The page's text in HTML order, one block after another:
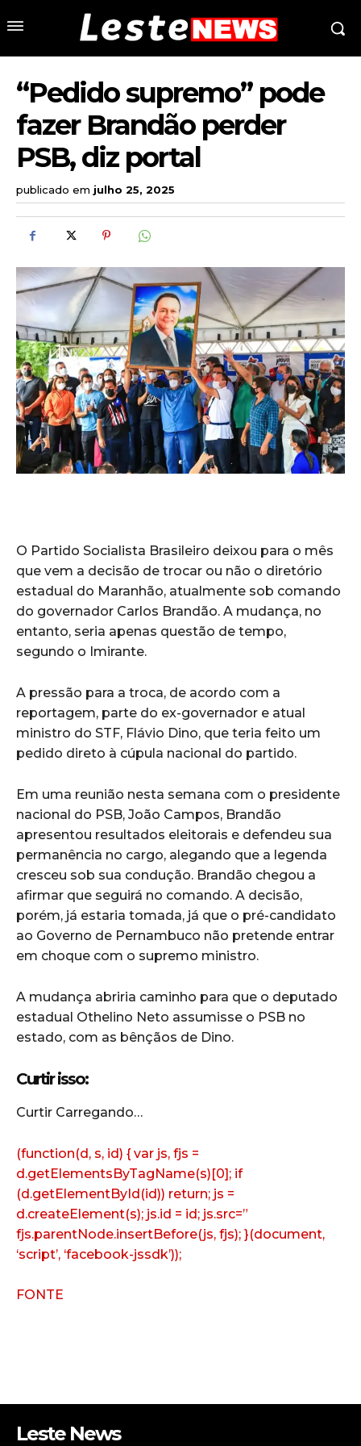
“Pedido supremo” pode
fazer Brandão perder
PSB, diz portal
publicado em julho 25, 2025
O Partido Socialista Brasileiro deixou para o mês
que vem a decisão de trocar ou não o diretório
estadual do Maranhão, atualmente sob comando
do governador Carlos Brandão. A mudança, no
entanto, seria apenas questão de tempo,
segundo o Imirante.
A pressão para a troca, de acordo com a
reportagem, parte do ex-governador e atual
ministro do STF, Flávio Dino, que teria feito um
pedido direto à cúpula nacional do partido.
Em uma reunião nesta semana com o presidente
nacional do PSB, João Campos, Brandão
apresentou resultados eleitorais e defendeu sua
permanência no cargo, alegando que a legenda
cresceu sob sua condução. Brandão chegou a
afirmar que seguirá no comando. A decisão,
porém, já estaria tomada, já que o pré-candidato
ao Governo de Pernambuco não pretende entrar
em choque com o supremo ministro.
A mudança abriria caminho para que o deputado
estadual Othelino Neto assumisse o PSB no
estado, com as bênçãos de Dino.
Curtir isso:
Curtir Carregando…
(function(d, s, id) { var js, fjs =
d.getElementsByTagName(s)[0]; if
(d.getElementById(id)) return; js =
d.createElement(s); js.id = id; js.src=”
fjs.parentNode.insertBefore(js, fjs); }(document,
‘script’, ‘facebook-jssdk’));
FONTE
Leste News